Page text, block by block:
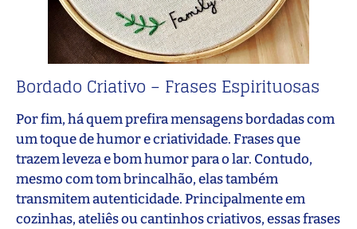
Bordado Criativo – Frases Espirituosas
Por fim, há quem prefira mensagens bordadas com
um toque de humor e criatividade. Frases que
trazem leveza e bom humor para o lar. Contudo,
mesmo com tom brincalhão, elas também
transmitem autenticidade. Principalmente em
cozinhas, ateliês ou cantinhos criativos, essas frases